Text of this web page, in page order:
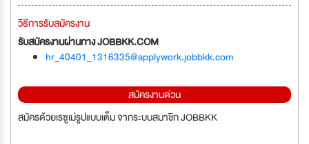
วิธีการรับสมัครงาน
รับสมัครงานผ่านทาง JOBBKK.COM
hr_40401_1316335@applywork.jobbkk.com
สมัครงานด่วน
สมัครด้วยเรซูเม่รูปแบบเต็ม จากระบบสมาชิก JOBBKK